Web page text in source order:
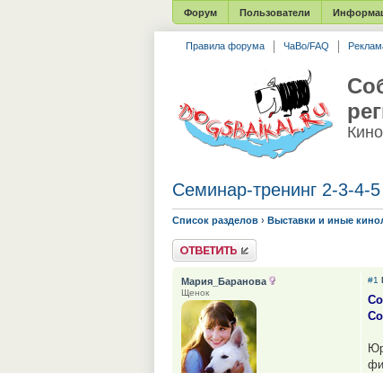
Форум Пользователи
Правила форума ЧаВо/FAQ
Семинар-тренинг 2-3-
Список разделов › Выставки и иные
Ответить
#1
Мария_Баранова
Щенок